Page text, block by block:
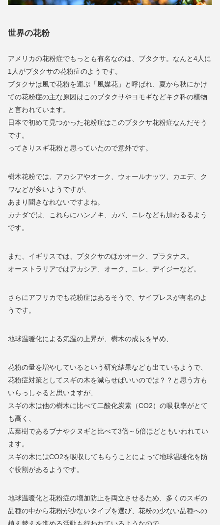
世界の花粉
アメリカの花粉症でもっとも有名なのは、ブタクサ。なんと4人に
1人がブタクサの花粉症のようです。
ブタクサは風で花粉を運ぶ「風媒花」と呼ばれ、夏から秋にかけ
ての花粉症の主な原因はこのブタクサやヨモギなどキク科の植物
と言われています。
日本で初めて見つかった花粉症はこのブタクサ花粉症なんだそう
です。
ってきりスギ花粉と思っていたので意外です。
樹木花粉では、アカシアやオーク、ウォールナッツ、カエデ、ク
ワなどが多いようですが、
あまり聞きなれないですよね。
カナダでは、これらにハンノキ、カバ、ニレなども加わるるよう
です。
また、イギリスでは、ブタクサのほかオーク、プラタナス。
オーストラリアではアカシア、オーク、ニレ、デイジーなど。
さらにアフリカでも花粉症はあるそうで、サイプレスが有名のよ
うです。
地球温暖化による気温の上昇が、樹木の成長を早め、
花粉の量を増やしているという研究結果なども出ているようで、
花粉症対策としてスギの木を減らせばいいのでは？？と思う方も
いらっしゃると思いますが、
スギの木は他の樹木に比べて二酸化炭素（CO2）の吸収率がとて
も高く、
広葉樹であるブナやクヌギと比べて3倍～5倍ほどともいわれてい
ます。
スギの木にはCO2を吸収してもらうことによって地球温暖化を防
ぐ役割があるようです。
地球温暖化と花粉症の増加防止を両立させるため、多くのスギの
品種の中から花粉が少ないタイプを選び、花粉の少ない品種への